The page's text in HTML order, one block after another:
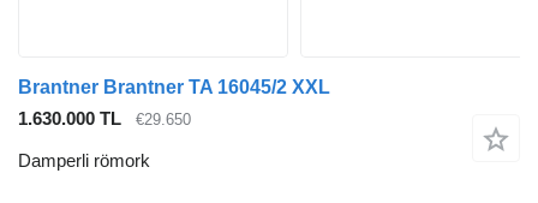
Brantner Brantner TA 16045/2 XXL
1.630.000 TL
€29.650
Damperli römork